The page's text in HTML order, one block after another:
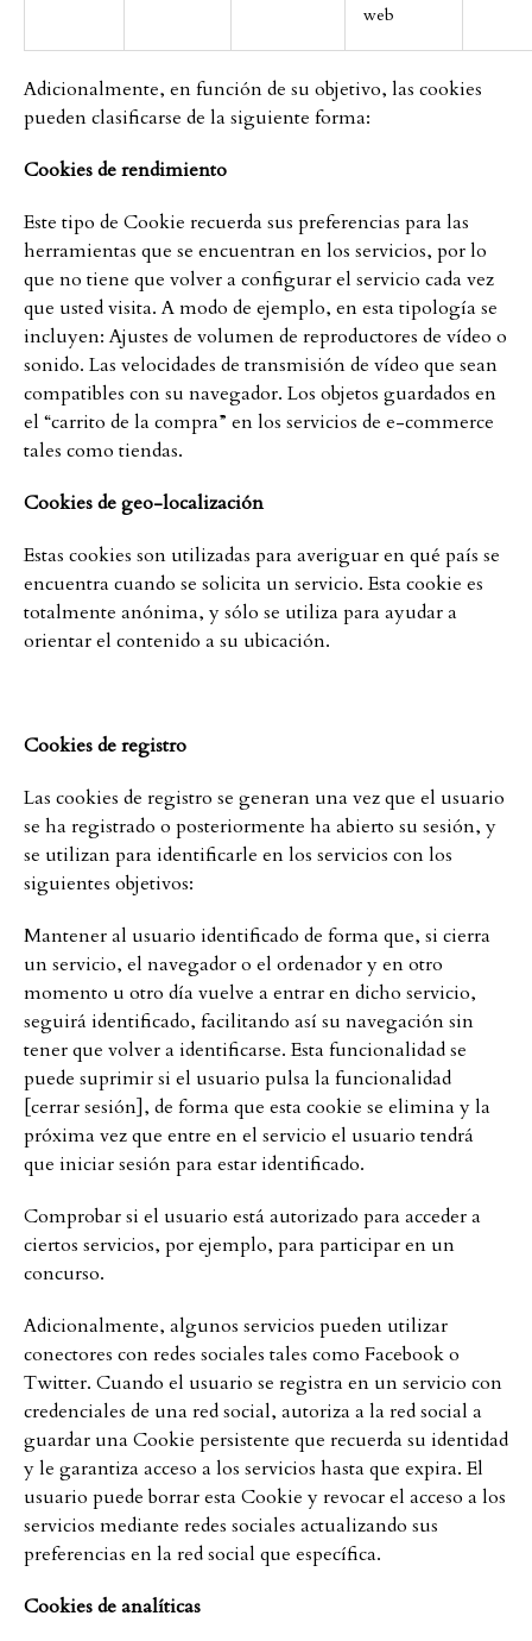
web
Adicionalmente, en función de su objetivo, las cookies
pueden clasificarse de la siguiente forma:
Cookies de rendimiento
Este tipo de Cookie recuerda sus preferencias para las
herramientas que se encuentran en los servicios, por lo
que no tiene que volver a configurar el servicio cada vez
que usted visita. A modo de ejemplo, en esta tipología se
incluyen: Ajustes de volumen de reproductores de vídeo o
sonido. Las velocidades de transmisión de vídeo que sean
compatibles con su navegador. Los objetos guardados en
el “carrito de la compra” en los servicios de e-commerce
tales como tiendas.
Cookies de geo-localización
Estas cookies son utilizadas para averiguar en qué país se
encuentra cuando se solicita un servicio. Esta cookie es
totalmente anónima, y sólo se utiliza para ayudar a
orientar el contenido a su ubicación.
Cookies de registro
Las cookies de registro se generan una vez que el usuario
se ha registrado o posteriormente ha abierto su sesión, y
se utilizan para identificarle en los servicios con los
siguientes objetivos:
Mantener al usuario identificado de forma que, si cierra
un servicio, el navegador o el ordenador y en otro
momento u otro día vuelve a entrar en dicho servicio,
seguirá identificado, facilitando así su navegación sin
tener que volver a identificarse. Esta funcionalidad se
puede suprimir si el usuario pulsa la funcionalidad
[cerrar sesión], de forma que esta cookie se elimina y la
próxima vez que entre en el servicio el usuario tendrá
que iniciar sesión para estar identificado.
Comprobar si el usuario está autorizado para acceder a
ciertos servicios, por ejemplo, para participar en un
concurso.
Adicionalmente, algunos servicios pueden utilizar
conectores con redes sociales tales como Facebook o
Twitter. Cuando el usuario se registra en un servicio con
credenciales de una red social, autoriza a la red social a
guardar una Cookie persistente que recuerda su identidad
y le garantiza acceso a los servicios hasta que expira. El
usuario puede borrar esta Cookie y revocar el acceso a los
servicios mediante redes sociales actualizando sus
preferencias en la red social que específica.
Cookies de analíticas